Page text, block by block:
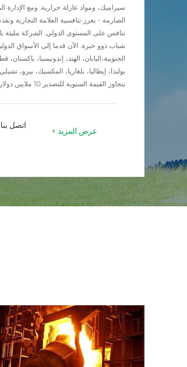
سيراميك، ومواد عازلة حرارية. ومع الإدارة
الصارمة - نعزز تنافسية العلامة التجارية
تنافس على المستوى الدولي. الشركة مليئة
شباب ذوو خبرة. الآن قدما إلى الأسواق
الجنوبية،اليابان، الهند، إندونيسيا، باكستان،
بولندا، إيطاليا، بلغاريا، المكسيك، بيرو،
يتجاوز القيمة السنوية للتصدير 10 ملايين دولار.
اتصل
عرض المزيد +